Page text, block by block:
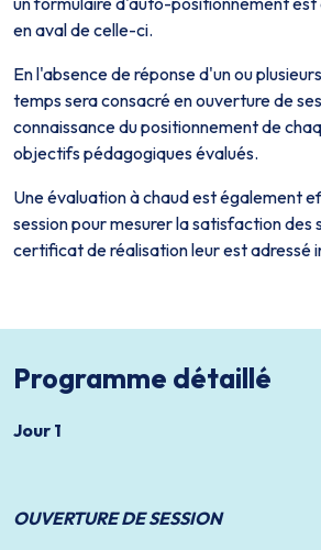
en aval de celle-ci.
En l'absence de réponse d'un ou
temps sera consacré en ouverture de
connaissance du positionnement de
objectifs pédagogiques évalués.
Une évaluation à chaud est également
session pour mesurer la satisfaction des
certificat de réalisation leur est adressé
Programme détaillé
Jour 1
OUVERTURE DE SESSION